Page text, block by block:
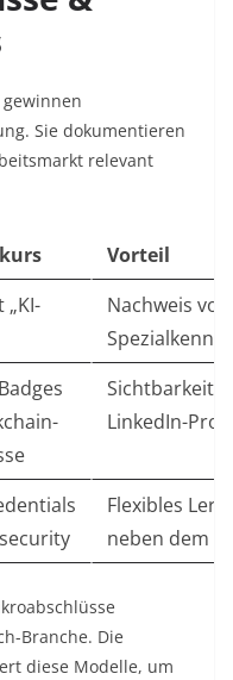
Sie dokumentieren
relevant
Vorteil
Nachweis von
Sichtbarkeit
LinkedIn-
Flexibles
neben dem
Branche. Die
diese Modelle, um